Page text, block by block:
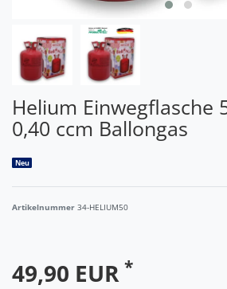
Helium Einwegflasche
0,40 ccm Ballongas
Neu
Artikelnummer 34-HELIUM50
49,90 EUR *